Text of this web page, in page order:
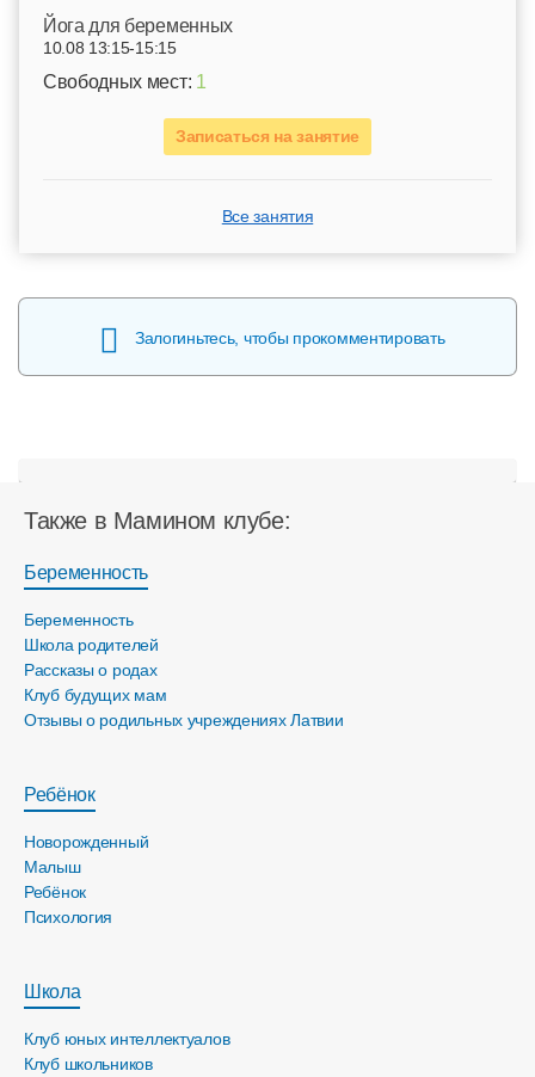
Йога для беременных
10.08 13:15-15:15
Свободных мест: 1
Записаться на занятие
Все занятия
Залогиньтесь, чтобы прокомментировать
Также в Мамином клубе:
Беременность
Беременность
Школа родителей
Рассказы о родах
Клуб будущих мам
Отзывы о родильных учреждениях Латвии
Ребёнок
Новорожденный
Малыш
Ребёнок
Психология
Школа
Клуб юных интеллектуалов
Клуб школьников